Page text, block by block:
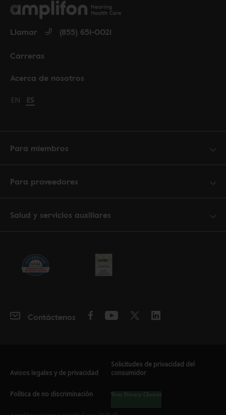
Acerca de nosotros
Carreras
Llamar (855) 651-0021
Change language to English
EN Cambiar idioma a español
ES
Para miembros
Para proveedores
Salud y servicios auxiliares
Contáctenos
Avisos legales y de privacidad
Solicitudes de privacidad del
consumidor
Política de no discriminación Your Privacy Choices